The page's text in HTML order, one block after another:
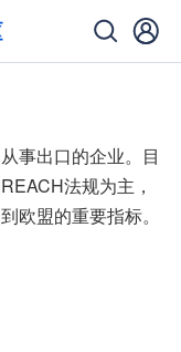
事出口的企业。目
法规为主，
欧盟的重要指标。